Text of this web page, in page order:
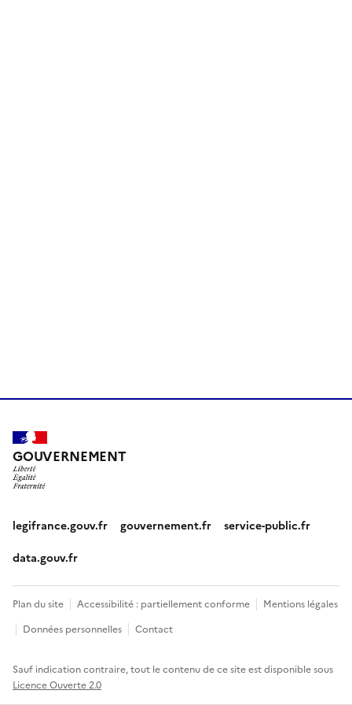
GOUVERNEMENT
legifrance.gouv.fr gouvernement.fr service-public.fr
data.gouv.fr
Plan du site Accessibilité : partiellement conforme
Mentions légales
Données personnelles
Contact
Sauf indication contraire, tout le contenu de ce site est disponible sous
Licence Ouverte 2.0